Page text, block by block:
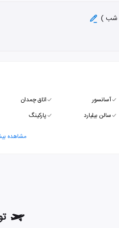
آسانسور اتاق چمدان
سالن بیلیارد پارکینگ
مشاهده